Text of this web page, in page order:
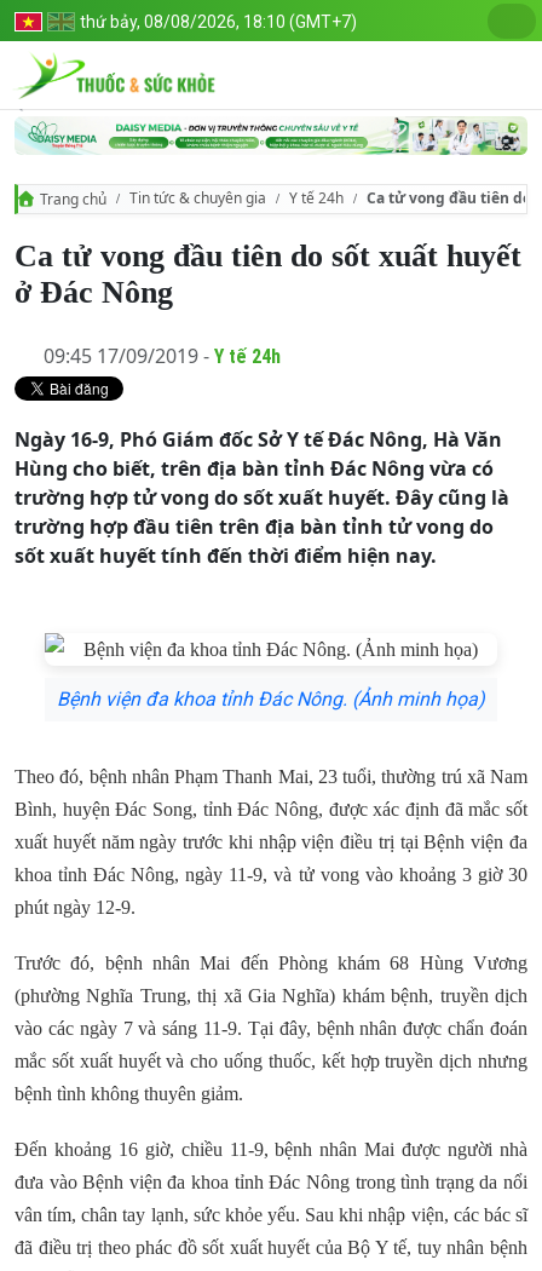
thứ bảy, 08/08/2026, 18:10 (GMT+7)
Trang chủ Tin tức & chuyên gia Y tế 24h Ca tử vong đầu tiên do
Ca tử vong đầu tiên do sốt xuất huyết
ở Đác Nông
09:45 17/09/2019 - Y tế 24h
Ngày 16-9, Phó Giám đốc Sở Y tế Đác Nông, Hà Văn
Hùng cho biết, trên địa bàn tỉnh Đác Nông vừa có
trường hợp tử vong do sốt xuất huyết. Đây cũng là
trường hợp đầu tiên trên địa bàn tỉnh tử vong do
sốt xuất huyết tính đến thời điểm hiện nay.
Bệnh viện đa khoa tỉnh Đác Nông. (Ảnh minh họa)
Theo đó, bệnh nhân Phạm Thanh Mai, 23 tuổi, thường trú xã Nam
Bình, huyện Đác Song, tỉnh Đác Nông, được xác định đã mắc sốt
xuất huyết năm ngày trước khi nhập viện điều trị tại Bệnh viện đa
khoa tỉnh Đác Nông, ngày 11-9, và tử vong vào khoảng 3 giờ 30
phút ngày 12-9.
Trước đó, bệnh nhân Mai đến Phòng khám 68 Hùng Vương
(phường Nghĩa Trung, thị xã Gia Nghĩa) khám bệnh, truyền dịch
vào các ngày 7 và sáng 11-9. Tại đây, bệnh nhân được chẩn đoán
mắc sốt xuất huyết và cho uống thuốc, kết hợp truyền dịch nhưng
bệnh tình không thuyên giảm.
Đến khoảng 16 giờ, chiều 11-9, bệnh nhân Mai được người nhà
đưa vào Bệnh viện đa khoa tỉnh Đác Nông trong tình trạng da nổi
vân tím, chân tay lạnh, sức khỏe yếu. Sau khi nhập viện, các bác sĩ
đã điều trị theo phác đồ sốt xuất huyết của Bộ Y tế, tuy nhân bệnh